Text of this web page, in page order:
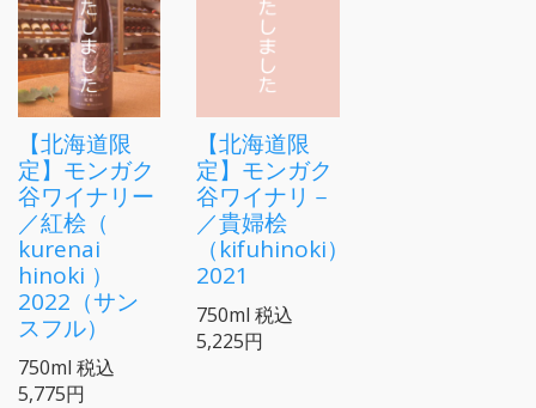
【北海道限
定】モンガク
谷ワイナリー
／紅桧（
kurenai
hinoki ）
2022（サン
スフル）
750ml 税込
5,775円
【北海道限
定】モンガク
谷ワイナリ－
／貴婦桧
（kifuhinoki）
2021
750ml税込
5,225円